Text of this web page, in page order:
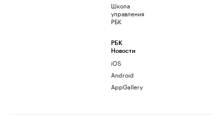
Школа
управления
РБК
РБК
Новости
iOS
Android
AppGallery